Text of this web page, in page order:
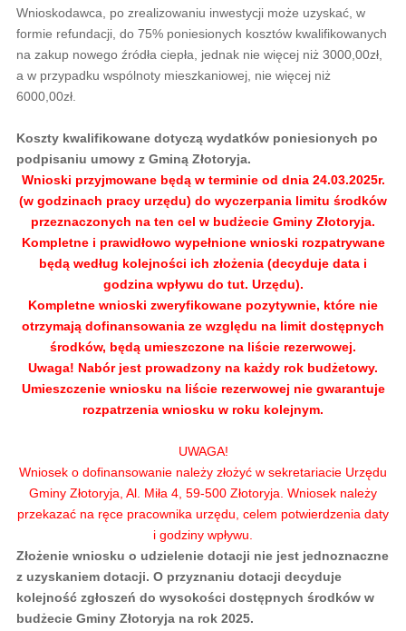
Wnioskodawca, po zrealizowaniu inwestycji może uzyskać, w
formie refundacji, do 75% poniesionych kosztów kwalifikowanych
na zakup nowego źródła ciepła, jednak nie więcej niż 3000,00zł,
a w przypadku wspólnoty mieszkaniowej, nie więcej niż
6000,00zł.
Koszty kwalifikowane dotyczą wydatków poniesionych po
podpisaniu umowy z Gminą Złotoryja.
Wnioski przyjmowane będą w terminie od dnia 24.03.2025r.
(w godzinach pracy urzędu) do wyczerpania limitu środków
przeznaczonych na ten cel w budżecie Gminy Złotoryja.
Kompletne i prawidłowo wypełnione wnioski rozpatrywane
będą według kolejności ich złożenia (decyduje data i
godzina wpływu do tut. Urzędu).
Kompletne wnioski zweryfikowane pozytywnie, które nie
otrzymają dofinansowania ze względu na limit dostępnych
środków, będą umieszczone na liście rezerwowej.
Uwaga! Nabór jest prowadzony na każdy rok budżetowy.
Umieszczenie wniosku na liście rezerwowej nie gwarantuje
rozpatrzenia wniosku w roku kolejnym.
UWAGA!
Wniosek o dofinansowanie należy złożyć w sekretariacie Urzędu
Gminy Złotoryja, Al. Miła 4, 59-500 Złotoryja. Wniosek należy
przekazać na ręce pracownika urzędu, celem potwierdzenia daty
i godziny wpływu.
Złożenie wniosku o udzielenie dotacji nie jest jednoznaczne
z uzyskaniem dotacji. O przyznaniu dotacji decyduje
kolejność zgłoszeń do wysokości dostępnych środków w
budżecie Gminy Złotoryja na rok 2025.